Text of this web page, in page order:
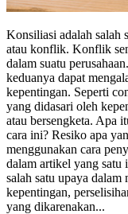
Konsiliasi adalah salah
atau konflik. Konflik
dalam suatu
keduanya dapat
kepentingan. Seperti
yang didasari oleh
atau bersengketa. Apa
cara ini? Resiko apa
menggunakan cara
dalam artikel yang
salah satu upaya dalam
kepentingan,
yang dikarenakan...